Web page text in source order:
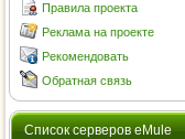
Правила проекта
Реклама на проекте
Рекомендовать
Обратная связь
Cписок серверов eMule